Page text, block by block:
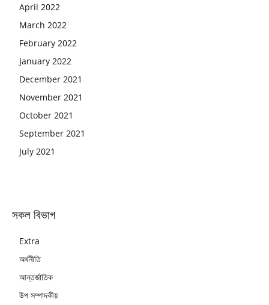
April 2022
March 2022
February 2022
January 2022
December 2021
November 2021
October 2021
September 2021
July 2021
সকল বিভাগ
Extra
অর্থনীতি
আন্তর্জাতিক
উপ সম্পাদকীয়